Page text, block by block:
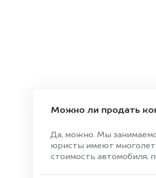
Можно ли продать
Да, можно. Мы
юристы имеют
стоимость автомобиля,